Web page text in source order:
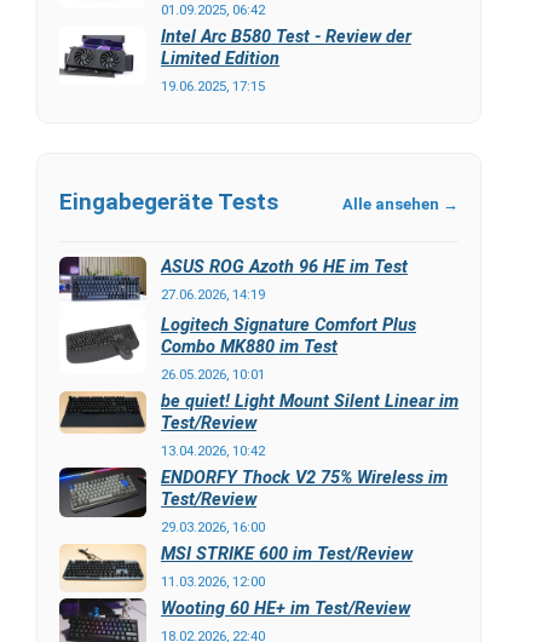
01.09.2025, 06:42
Intel Arc B580 Test - Review der
Limited Edition
19.06.2025, 17:15
Eingabegeräte Tests Alle ansehen →
ASUS ROG Azoth 96 HE im Test
27.06.2026, 14:19
Logitech Signature Comfort Plus
Combo MK880 im Test
26.05.2026, 10:01
be quiet! Light Mount Silent Linear im
Test/Review
13.04.2026, 10:42
ENDORFY Thock V2 75% Wireless im
Test/Review
29.03.2026, 16:00
MSI STRIKE 600 im Test/Review
11.03.2026, 12:00
Wooting 60 HE+ im Test/Review
18.02.2026, 22:40